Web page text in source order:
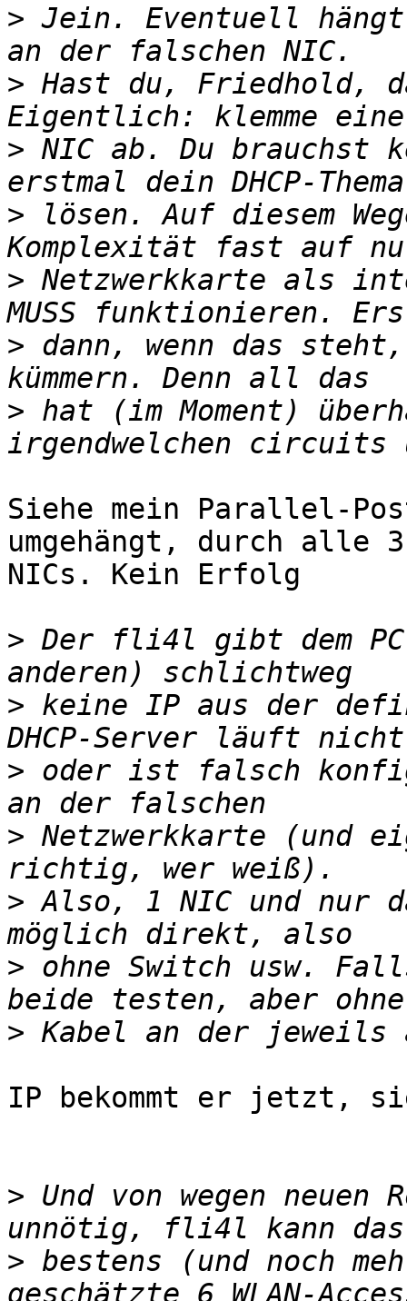
> Jein. Eventuell
> Hast du, Friedhold,
> NIC ab. Du brauchst
> lösen. Auf diesem
> Netzwerkkarte als
> dann, wenn das
> hat (im Moment)
Siehe mein Parallel-
umgehängt, durch alle
NICs. Kein Erfolg
> Der fli4l gibt dem
> keine IP aus der
> oder ist falsch
> Netzwerkkarte (und
> Also, 1 NIC und nur
> ohne Switch usw.
>
IP bekommt er jetzt,
> Und von wegen
> bestens (und noch